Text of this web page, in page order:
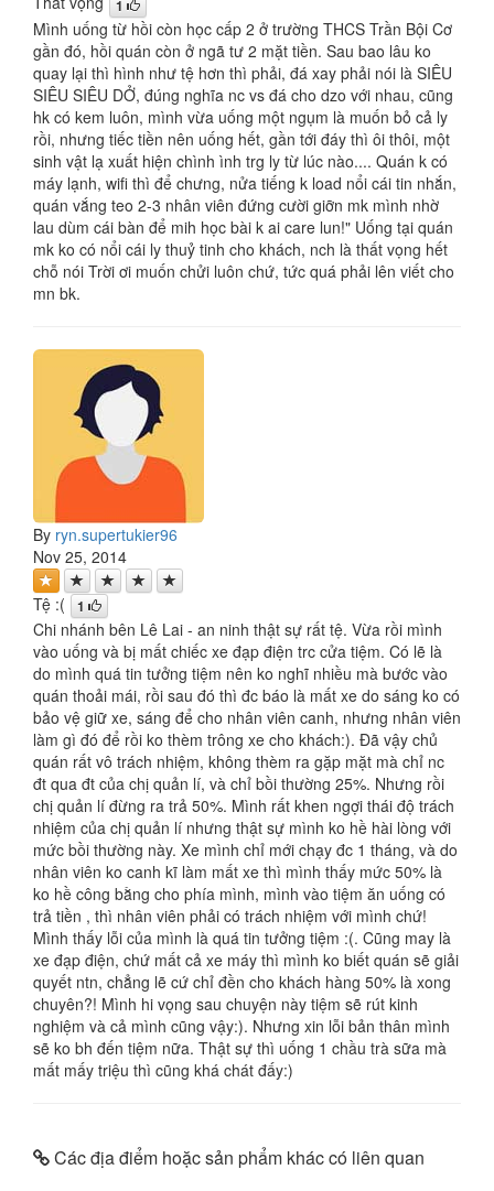
1
Mình uống từ hồi còn học cấp 2 ở trường THCS Trần Bội Cơ
gần đó, hồi quán còn ở ngã tư 2 mặt tiền. Sau bao lâu ko
quay lại thì hình như tệ hơn thì phải, đá xay phải nói là SIÊU
SIÊU SIÊU DỞ, đúng nghĩa nc vs đá cho dzo với nhau, cũng
hk có kem luôn, mình vừa uống một ngụm là muốn bỏ cả ly
rồi, nhưng tiếc tiền nên uống hết, gần tới đáy thì ôi thôi, một
sinh vật lạ xuất hiện chình ình trg ly từ lúc nào.... Quán k có
máy lạnh, wifi thì để chưng, nửa tiếng k load nổi cái tin nhắn,
quán vắng teo 2-3 nhân viên đứng cười giỡn mk mình nhờ
lau dùm cái bàn để mih học bài k ai care lun!" Uống tại quán
mk ko có nổi cái ly thuỷ tinh cho khách, nch là thất vọng hết
chỗ nói Trời ơi muốn chửi luôn chứ, tức quá phải lên viết cho
mn bk.
By ryn.supertukier96
Nov 25, 2014
Tệ :( 1
Chi nhánh bên Lê Lai - an ninh thật sự rất tệ. Vừa rồi mình
vào uống và bị mất chiếc xe đạp điện trc cửa tiệm. Có lẽ là
do mình quá tin tưởng tiệm nên ko nghĩ nhiều mà bước vào
quán thoải mái, rồi sau đó thì đc báo là mất xe do sáng ko có
bảo vệ giữ xe, sáng để cho nhân viên canh, nhưng nhân viên
làm gì đó để rồi ko thèm trông xe cho khách:). Đã vậy chủ
quán rất vô trách nhiệm, không thèm ra gặp mặt mà chỉ nc
đt qua đt của chị quản lí, và chỉ bồi thường 25%. Nhưng rồi
chị quản lí đừng ra trả 50%. Mình rất khen ngợi thái độ trách
nhiệm của chị quản lí nhưng thật sự mình ko hề hài lòng với
mức bồi thường này. Xe mình chỉ mới chạy đc 1 tháng, và do
nhân viên ko canh kĩ làm mất xe thì mình thấy mức 50% là
ko hề công bằng cho phía mình, mình vào tiệm ăn uống có
trả tiền , thì nhân viên phải có trách nhiệm với mình chứ!
Mình thấy lỗi của mình là quá tin tưởng tiệm :(. Cũng may là
xe đạp điện, chứ mất cả xe máy thì mình ko biết quán sẽ giải
quyết ntn, chẳng lẽ cứ chỉ đền cho khách hàng 50% là xong
chuyên?! Mình hi vọng sau chuyện này tiệm sẽ rút kinh
nghiệm và cả mình cũng vậy:). Nhưng xin lỗi bản thân mình
sẽ ko bh đến tiệm nữa. Thật sự thì uống 1 chầu trà sữa mà
mất mấy triệu thì cũng khá chát đấy:)
Các địa điểm hoặc sản phẩm khác có liên quan